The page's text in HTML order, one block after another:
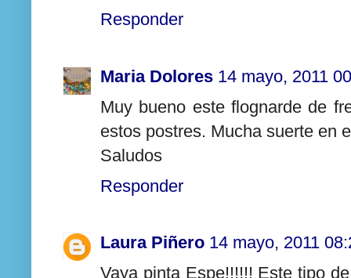
Responder
Maria Dolores 14 mayo, 2011
Muy bueno este flognarde de
estos postres. Mucha suerte en
Saludos
Responder
Laura Piñero 14 mayo, 2011
Vaya pinta Espe!!!!!! Este tipo